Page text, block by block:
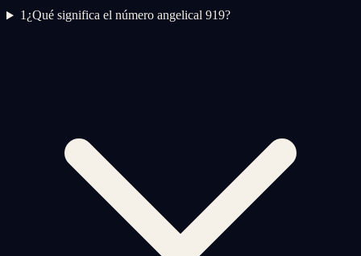
1¿Qué significa el número angelical 919?